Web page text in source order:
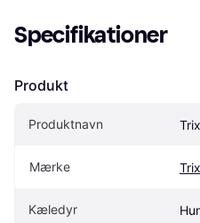
Specifikationer
Produkt
Produktnavn
Mærke
Kæledyr